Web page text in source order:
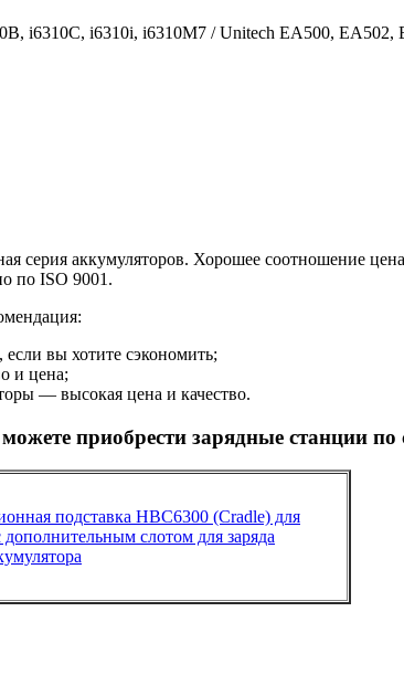
i6310C, i6310i, i6310M7 / Unitech EA500, EA502,
серия аккумуляторов. Хорошее соотношение цена/
по ISO 9001.
вы хотите сэкономить;
и цена;
— высокая цена и качество.
приобрести зарядные станции по
подставка HBC6300 (Cradle) для
слотом для заряда